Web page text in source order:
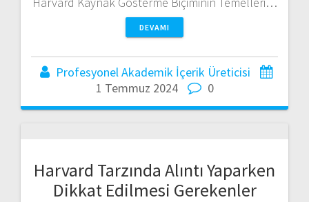
DEVAMI
Profesyonel Akademik İçerik Üreticisi
1 Temmuz 2024
0
Harvard Tarzında Alıntı Yaparken
Dikkat Edilmesi Gerekenler